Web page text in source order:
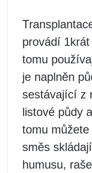
provádí
tomu
je naplněn
sestávající z
listové půdy
tomu
směs
humusu,